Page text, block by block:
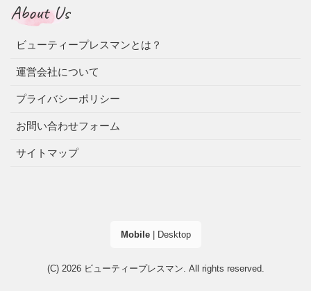
About Us
ビューティープレスマンとは？
運営会社について
プライバシーポリシー
お問い合わせフォーム
サイトマップ
Mobile| Desktop
(C) 2026 ビューティープレスマン. All rights reserved.